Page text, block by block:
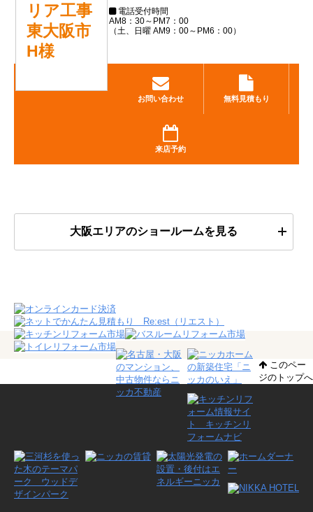
リア工事
東大阪市
H様
電話受付時間
AM8：30～PM7：00
（土、日曜 AM9：00～PM6：00）
お問い合わせ 無料見積もり
来店予約
大阪エリアのショールームを見る
このペー
ジのトップへ